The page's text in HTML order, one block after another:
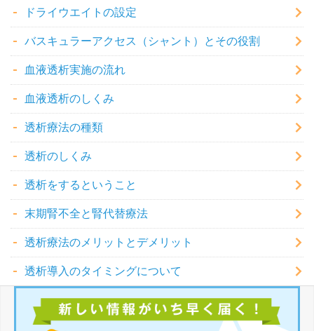
ドライウエイトの設定
バスキュラーアクセス（シャント）とその役割
血液透析実施の流れ
血液透析のしくみ
透析療法の種類
透析のしくみ
透析をするということ
末期腎不全と腎代替療法
透析療法のメリットとデメリット
透析導入のタイミングについて